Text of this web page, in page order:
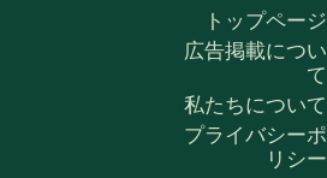
トップページ
広告掲載につい
て
私たちについて
プライバシーポ
リシー